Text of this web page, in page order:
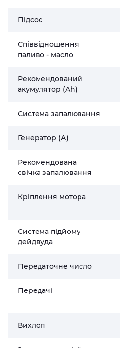
Підсос
Співвідношення
паливо - масло
Рекомендований
акумулятор (Ah)
Система запалювання
Генератор (А)
Рекомендована
свічка запалювання
Кріплення мотора
Система підйому
дейдвуда
Передаточне число
Передачі
Вихлоп